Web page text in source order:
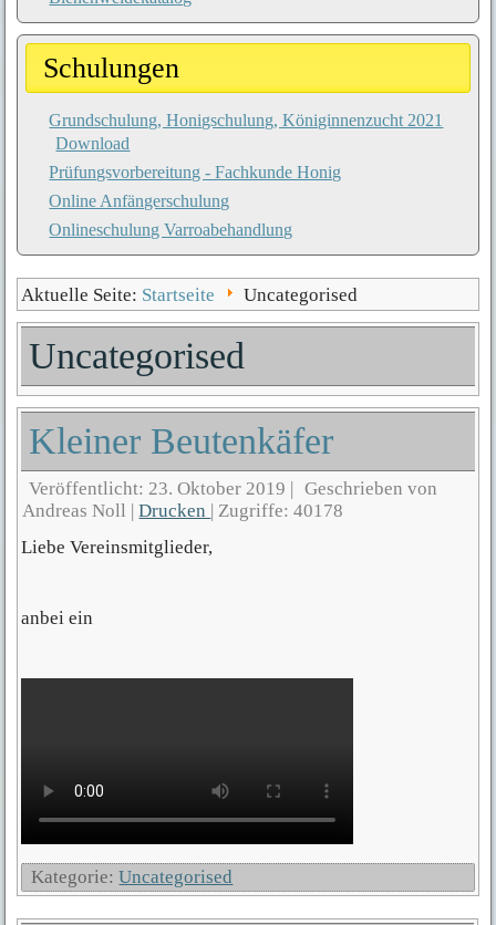
Schulungen
Grundschulung, Honigschulung, Königinnenzucht 2021
Download
Prüfungsvorbereitung - Fachkunde Honig
Online Anfängerschulung
Onlineschulung Varroabehandlung
Aktuelle Seite: Startseite Uncategorised
Uncategorised
Kleiner Beutenkäfer
Veröffentlicht: 23. Oktober 2019
Geschrieben von
Andreas Noll |Drucken
Zugriffe: 40178
Liebe Vereinsmitglieder,
anbei ein
Kategorie:Uncategorised